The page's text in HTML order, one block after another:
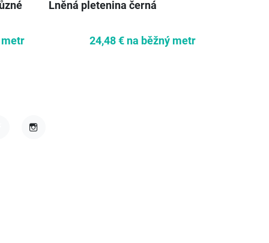
metr
Lněná pletenina černá
24,48 € na běžný metr